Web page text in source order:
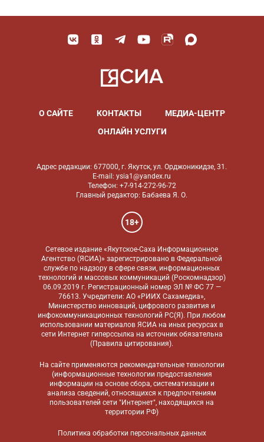
О САЙТЕ КОНТАКТЫ
МЕДИА-ЦЕНТР
ОНЛАЙН УСЛУГИ
Адрес редакции: 677000, г. Якутск, ул. Орджоникидзе, 31.
E-mail: ysia1@yandex.ru
Телефон: +7-914-272-96-72
Главный редактор: Бабаева Я. О.
18+
Сетевое издание «Якутское-Саха Информационное
Агентство (ЯСИА)» зарегистрировано в Федеральной
службе по надзору в сфере связи, информационных
технологий и массовых коммуникаций (Роскомнадзор)
06.09.2019 г. Регистрационный номер ЭЛ № ФС 77 —
76613. Учредители: АО «РИИХ Сахамедиа»,
Министерство инноваций, цифрового развития и
инфокоммуникационных технологий РС(Я). При любом
использовании материалов ЯСИА на иных ресурсах в
сети Интернет гиперссылка на источник обязательна
(Правила цитирования).
На сайте применяются рекомендательные технологии
(информационные технологии предоставления
информации на основе сбора, систематизации и
анализа сведений, относящихся к предпочтениям
пользователей сети "Интернет", находящихся на
территории РФ)
Политика обработки персональных данных